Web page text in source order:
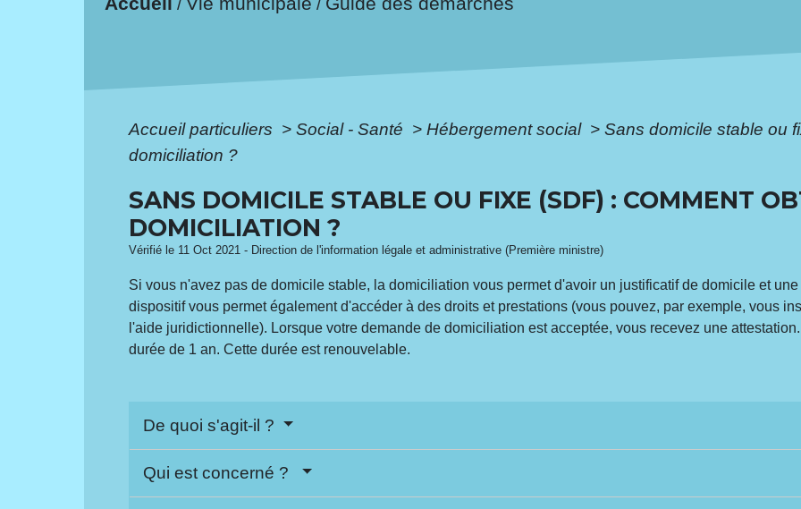
/ /
Accueil particuliers > Social - Santé > Hébergement social > Sans domicile stable ou
domiciliation ?
SANS DOMICILE STABLE OU FIXE (SDF) : COMMENT
DOMICILIATION ?
Vérifié le 11 Oct 2021 - Direction de l'information légale et administrative (Première ministre)
Si vous n'avez pas de domicile stable, la domiciliation vous permet d'avoir un justificatif de domicile et
dispositif vous permet également d'accéder à des droits et prestations (vous pouvez, par exemple, vous
l'aide juridictionnelle). Lorsque votre demande de domiciliation est acceptée, vous recevez une
durée de 1 an. Cette durée est renouvelable.
De quoi s'agit-il ?
Qui est concerné ?